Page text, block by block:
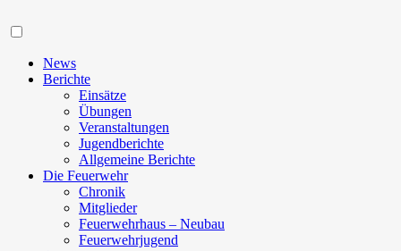
News
Berichte
Einsätze
Übungen
Veranstaltungen
Jugendberichte
Allgemeine Berichte
Die Feuerwehr
Chronik
Mitglieder
Feuerwehrhaus – Neubau
Feuerwehrjugend